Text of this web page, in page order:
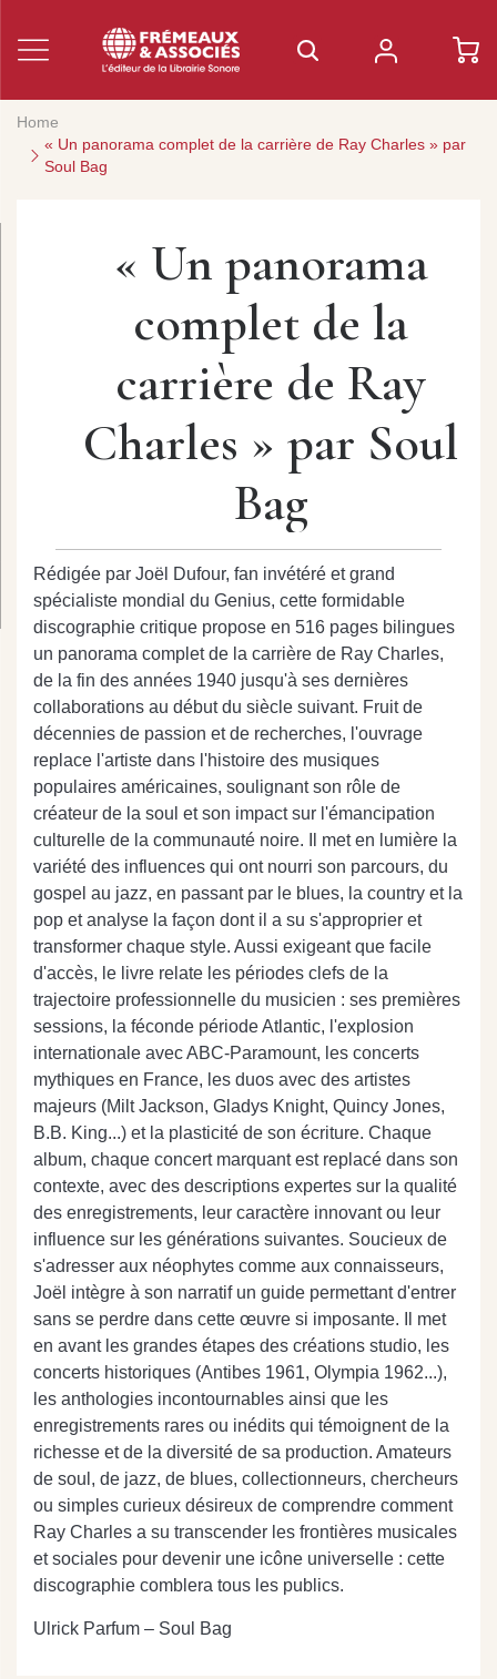
Home
« Un panorama complet de la carrière de Ray Charles » par
Soul Bag
« Un panorama
complet de la
carrière de Ray
Charles » par Soul
Bag
Rédigée par Joël Dufour, fan invétéré et grand
spécialiste mondial du Genius, cette formidable
discographie critique propose en 516 pages bilingues
un panorama complet de la carrière de Ray Charles,
de la fin des années 1940 jusqu'à ses dernières
collaborations au début du siècle suivant. Fruit de
décennies de passion et de recherches, l'ouvrage
replace l'artiste dans l'histoire des musiques
populaires américaines, soulignant son rôle de
créateur de la soul et son impact sur l'émancipation
culturelle de la communauté noire. Il met en lumière la
variété des influences qui ont nourri son parcours, du
gospel au jazz, en passant par le blues, la country et la
pop et analyse la façon dont il a su s'approprier et
transformer chaque style. Aussi exigeant que facile
d'accès, le livre relate les périodes clefs de la
trajectoire professionnelle du musicien : ses premières
sessions, la féconde période Atlantic, l'explosion
internationale avec ABC-Paramount, les concerts
mythiques en France, les duos avec des artistes
majeurs (Milt Jackson, Gladys Knight, Quincy Jones,
B.B. King...) et la plasticité de son écriture. Chaque
album, chaque concert marquant est replacé dans son
contexte, avec des descriptions expertes sur la qualité
des enregistrements, leur caractère innovant ou leur
influence sur les générations suivantes. Soucieux de
s'adresser aux néophytes comme aux connaisseurs,
Joël intègre à son narratif un guide permettant d'entrer
sans se perdre dans cette œuvre si imposante. Il met
en avant les grandes étapes des créations studio, les
concerts historiques (Antibes 1961, Olympia 1962...),
les anthologies incontournables ainsi que les
enregistrements rares ou inédits qui témoignent de la
richesse et de la diversité de sa production. Amateurs
de soul, de jazz, de blues, collectionneurs, chercheurs
ou simples curieux désireux de comprendre comment
Ray Charles a su transcender les frontières musicales
et sociales pour devenir une icône universelle : cette
discographie comblera tous les publics.
Ulrick Parfum – Soul Bag